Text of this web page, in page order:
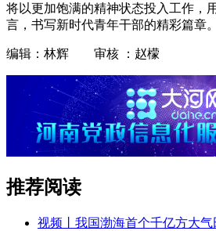
将以更加饱满的精神状态投入工作，
言，书写新时代青年干部的精彩篇章
编辑：林辉 审核 ：赵檬
推荐阅读
视频丨我国渤海首个千亿方大